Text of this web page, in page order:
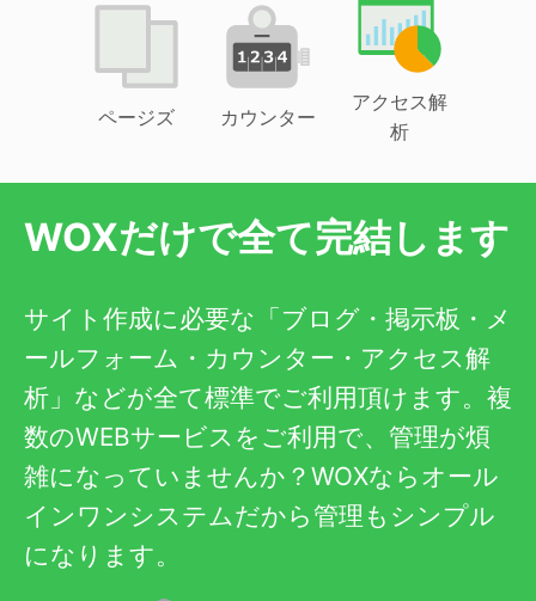
ページズ カウンター
アクセス解
析
WOXだけで全て完結します
サイト作成に必要な「ブログ・掲示板・メ
ールフォーム・カウンター・アクセス解
析」などが全て標準でご利用頂けます。複
数のWEBサービスをご利用で、管理が煩
雑になっていませんか？WOXならオール
インワンシステムだから管理もシンプル
になります。